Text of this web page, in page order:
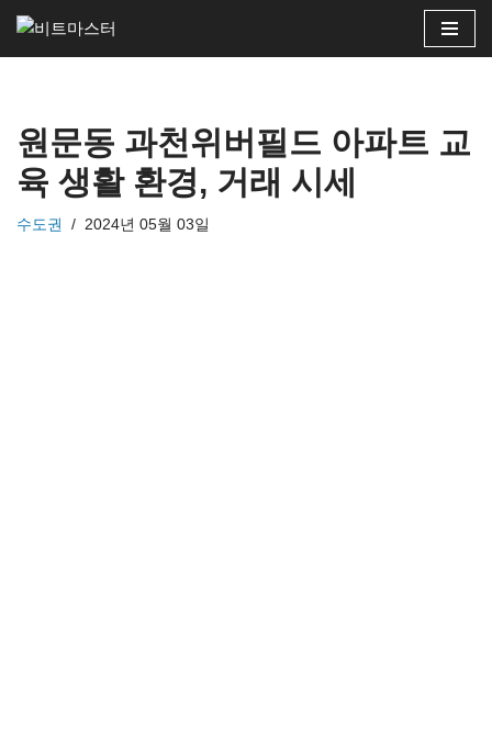
콘
로
건
너
뛰
원문동 과천위버필드 아파트 교
육 생활 환경, 거래 시세
수도권 2024년 05월 03일